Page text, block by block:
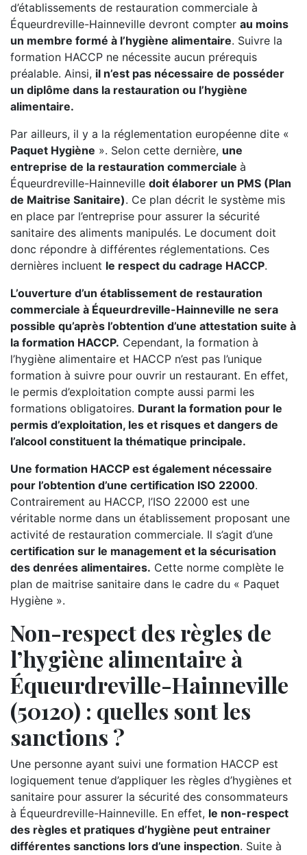
d’établissements de restauration commerciale à
Équeurdreville-Hainneville devront compter au moins
un membre formé à l’hygiène alimentaire. Suivre la
formation HACCP ne nécessite aucun prérequis
préalable. Ainsi, il n’est pas nécessaire de posséder
un diplôme dans la restauration ou l’hygiène
alimentaire.
Par ailleurs, il y a la réglementation européenne dite «
Paquet Hygiène ». Selon cette dernière, une
entreprise de la restauration commerciale à
Équeurdreville-Hainneville doit élaborer un PMS (Plan
de Maitrise Sanitaire). Ce plan décrit le système mis
en place par l’entreprise pour assurer la sécurité
sanitaire des aliments manipulés. Le document doit
donc répondre à différentes réglementations. Ces
dernières incluent le respect du cadrage HACCP.
L’ouverture d’un établissement de restauration
commerciale à Équeurdreville-Hainneville ne sera
possible qu’après l’obtention d’une attestation suite à
la formation HACCP. Cependant, la formation à
l’hygiène alimentaire et HACCP n’est pas l’unique
formation à suivre pour ouvrir un restaurant. En effet,
le permis d’exploitation compte aussi parmi les
formations obligatoires. Durant la formation pour le
permis d’exploitation, les et risques et dangers de
l’alcool constituent la thématique principale.
Une formation HACCP est également nécessaire
pour l’obtention d’une certification ISO 22000.
Contrairement au HACCP, l’ISO 22000 est une
véritable norme dans un établissement proposant une
activité de restauration commerciale. Il s’agit d’une
certification sur le management et la sécurisation
des denrées alimentaires. Cette norme complète le
plan de maitrise sanitaire dans le cadre du « Paquet
Hygiène ».
Non-respect des règles de
l’hygiène alimentaire à
Équeurdreville-Hainneville
(50120) : quelles sont les
sanctions ?
Une personne ayant suivi une formation HACCP est
logiquement tenue d’appliquer les règles d’hygiènes et
sanitaire pour assurer la sécurité des consommateurs
à Équeurdreville-Hainneville. En effet, le non-respect
des règles et pratiques d’hygiène peut entrainer
différentes sanctions lors d’une inspection. Suite à